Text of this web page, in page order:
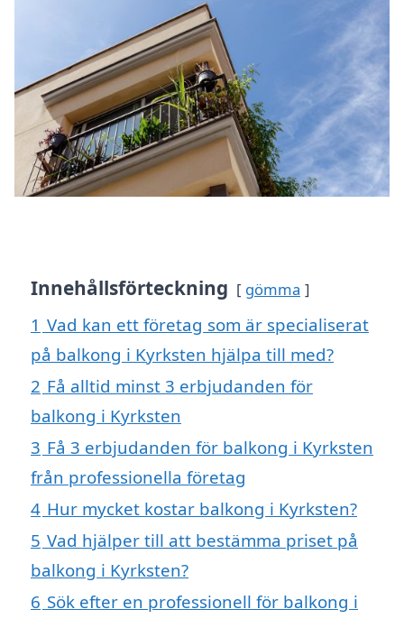
Innehållsförteckning gömma
1 Vad kan ett företag som är specialiserat
på balkong i Kyrksten hjälpa till med?
2 Få alltid minst 3 erbjudanden för
balkong i Kyrksten
3 Få 3 erbjudanden för balkong i Kyrksten
från professionella företag
4 Hur mycket kostar balkong i Kyrksten?
5 Vad hjälper till att bestämma priset på
balkong i Kyrksten?
6 Sök efter en professionell för balkong i